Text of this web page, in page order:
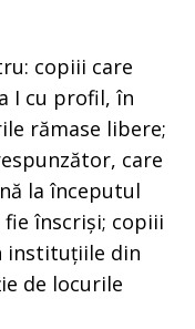
copiii care
I cu profil, în
rămase libere;
care
la începutul
înscriși; copiii
instituțiile din
de locurile